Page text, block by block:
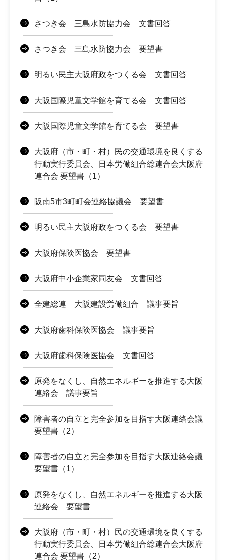
さつき会 三島水防協力会 文書回答
さつき会 三島水防協力会 要望書
明るい民主大阪府政をつくる会 文書回答
大阪国際児童文学館を育てる会 文書回答
大阪国際児童文学館を育てる会 要望書
大阪府（市・町・村）民の交通環境を良くする
行動実行委員会、日本労働組合総連合会大阪府
連合会 要望書（1）
阪南5市3町町会連絡協議会 要望書
明るい民主大阪府政をつくる会 要望書
大阪府保険医協会 要望書
大阪府中小企業家同友会 文書回答
全建総連 大阪建設労働組合 議事要旨
大阪府歯科保険医協会 議事要旨
大阪府歯科保険医協会 文書回答
原発をなくし、自然エネルギーを推進する大阪
連絡会 議事要旨
障害者の自立と完全参加を目指す大阪連絡会議
要望書（2）
障害者の自立と完全参加を目指す大阪連絡会議
要望書（1）
原発をなくし、自然エネルギーを推進する大阪
連絡会 要望書
大阪府（市・町・村）民の交通環境を良くする
行動実行委員会、日本労働組合総連合会大阪府
連合会 要望書（2）